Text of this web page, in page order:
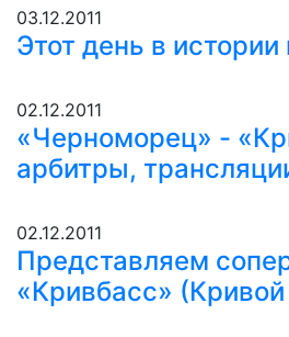
03.12.2011
Этот день в истории
02.12.2011
«Черноморец» -
арбитры,
02.12.2011
Представляем
«Кривбасс» (Кривой